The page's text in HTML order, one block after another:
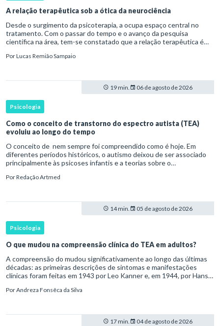
A relação terapêutica sob a ótica da neurociência
Desde o surgimento da psicoterapia, a ocupa espaço central no
tratamento. Com o passar do tempo e o avanço da pesquisa
científica na área, tem-se constatado que a relação terapêutica é
PorLucas Remião Sampaio
19 min. 06 de agosto de 2026
Psicologia
Como o conceito de transtorno do espectro autista (TEA)
evoluiu ao longo do tempo
O conceito de nem sempre foi compreendido como é hoje. Em
diferentes períodos históricos, o autismo deixou de ser associado
principalmente às psicoses infantis e a teorias sobre o
transtorno do des
PorRedação Artmed
14 min. 05 de agosto de 2026
Psicologia
O que mudou na compreensão clínica do TEA em adultos?
A compreensão do mudou significativamente ao longo das últimas
décadas: as primeiras descrições de sintomas e manifestações
clínicas foram feitas em 1943 por Leo Kanner e, em 1944, por Hans
PorAndreza Fonsêca da Silva
17 min. 04 de agosto de 2026